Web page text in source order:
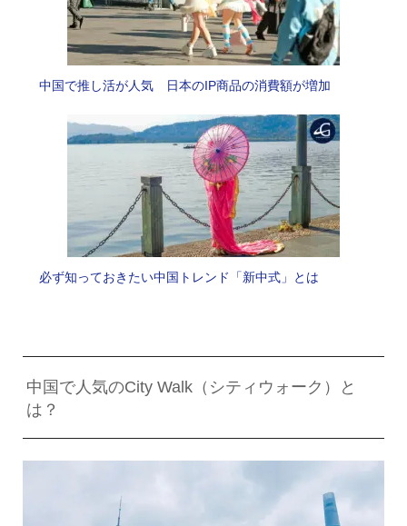
中国で推し活が人気 日本のIP商品の消費額が増加
必ず知っておきたい中国トレンド「新中式」とは
中国で人気のCity Walk（シティウォーク）と
は？